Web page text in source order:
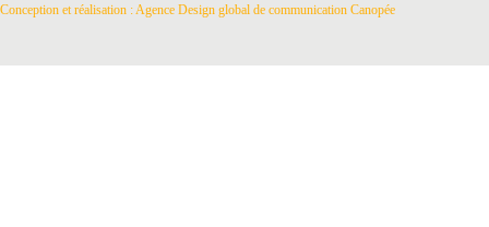
Conception et réalisation : Agence Design global de communication Canopée